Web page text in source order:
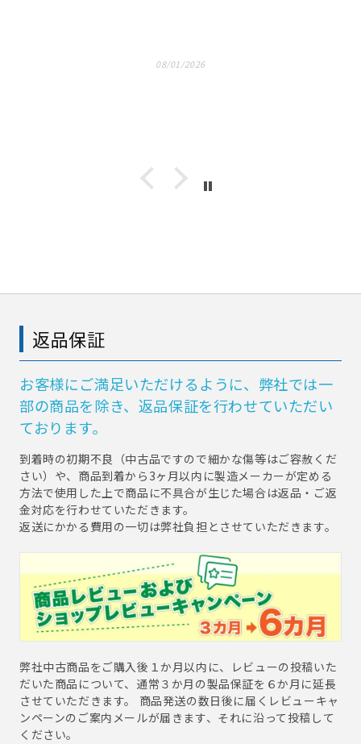
08/01/2026
返品保証
お客様にご満足いただけるように、弊社では一
部の商品を除き、返品保証を行わせていただい
ております。
到着時の初期不良（中古品ですので細かな傷等はご容赦くだ
さい）や、商品到着から3ヶ月以内に製造メーカーが定める
方法で使用した上で商品に不具合が生じた場合は返品・ご返
金対応を行わせていただきます。
返送にかかる費用の一切は弊社負担とさせていただきます。
弊社中古商品をご購入後１か月以内に、レビューの投稿いた
だいた商品について、通常３か月の製品保証を６か月に延長
させていただきます。 商品発送の数日後に届くレビューキャ
ンペーンのご案内メールが届きます、それに沿って投稿して
ください。